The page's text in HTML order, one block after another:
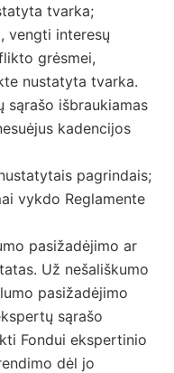
tvarka;
vengti interesų
grėsmei,
nustatyta tvarka.
sąrašo išbraukiamas
kadencijos
pagrindais;
vykdo Reglamente
pasižadėjimo ar
Už nešališkumo
pasižadėjimo
sąrašo
Fondui ekspertinio
dėl jo